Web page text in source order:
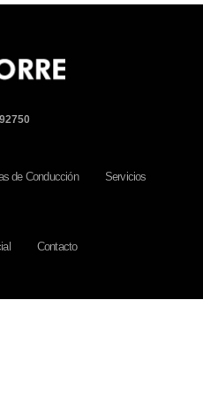
de Conducción Servicios
Contacto